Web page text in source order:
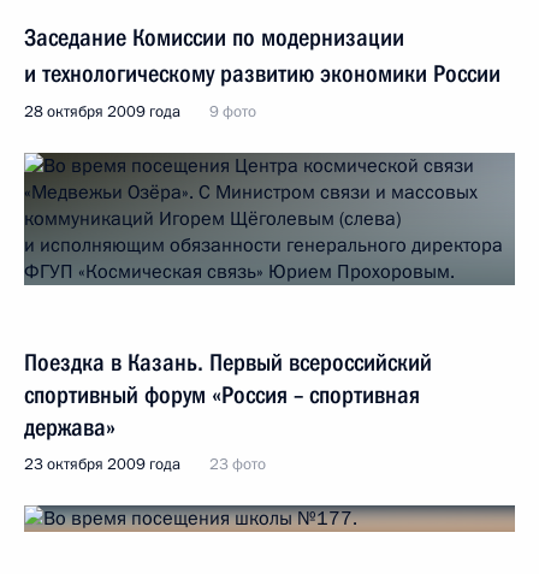
Заседание Комиссии по модернизации
и технологическому развитию экономики России
28 октября 2009 года 9 фото
Поездка в Казань. Первый всероссийский
спортивный форум «Россия – спортивная
держава»
23 октября 2009 года 23 фото